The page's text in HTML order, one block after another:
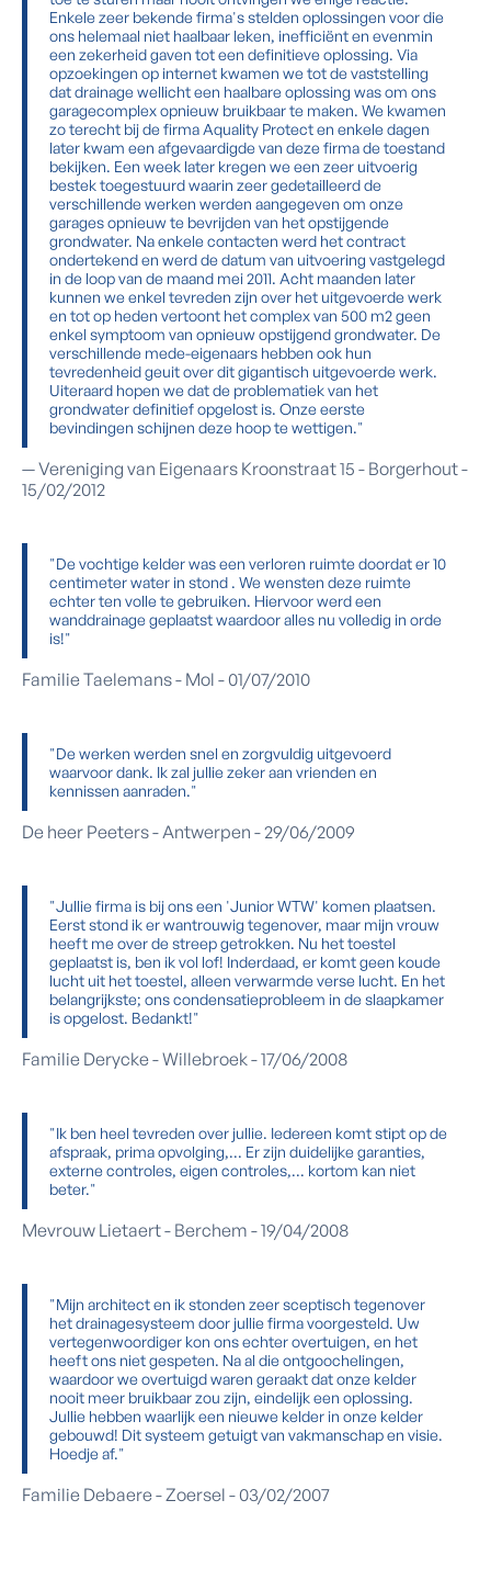
Enkele zeer bekende firma's stelden oplossingen voor die
ons helemaal niet haalbaar leken, inefficiënt en evenmin
een zekerheid gaven tot een definitieve oplossing. Via
opzoekingen op internet kwamen we tot de vaststelling
dat drainage wellicht een haalbare oplossing was om ons
garagecomplex opnieuw bruikbaar te maken. We kwamen
zo terecht bij de firma Aquality Protect en enkele dagen
later kwam een afgevaardigde van deze firma de toestand
bekijken. Een week later kregen we een zeer uitvoerig
bestek toegestuurd waarin zeer gedetailleerd de
verschillende werken werden aangegeven om onze
garages opnieuw te bevrijden van het opstijgende
grondwater. Na enkele contacten werd het contract
ondertekend en werd de datum van uitvoering vastgelegd
in de loop van de maand mei 2011. Acht maanden later
kunnen we enkel tevreden zijn over het uitgevoerde werk
en tot op heden vertoont het complex van 500 m2 geen
enkel symptoom van opnieuw opstijgend grondwater. De
verschillende mede-eigenaars hebben ook hun
tevredenheid geuit over dit gigantisch uitgevoerde werk.
Uiteraard hopen we dat de problematiek van het
grondwater definitief opgelost is. Onze eerste
bevindingen schijnen deze hoop te wettigen."
— Vereniging van Eigenaars Kroonstraat 15 - Borgerhout -
15/02/2012
"De vochtige kelder was een verloren ruimte doordat er 10
centimeter water in stond . We wensten deze ruimte
echter ten volle te gebruiken. Hiervoor werd een
wanddrainage geplaatst waardoor alles nu volledig in orde
is!"
Familie Taelemans - Mol - 01/07/2010
"De werken werden snel en zorgvuldig uitgevoerd
waarvoor dank. Ik zal jullie zeker aan vrienden en
kennissen aanraden."
De heer Peeters - Antwerpen - 29/06/2009
"Jullie firma is bij ons een 'Junior WTW' komen plaatsen.
Eerst stond ik er wantrouwig tegenover, maar mijn vrouw
heeft me over de streep getrokken. Nu het toestel
geplaatst is, ben ik vol lof! Inderdaad, er komt geen koude
lucht uit het toestel, alleen verwarmde verse lucht. En het
belangrijkste; ons condensatieprobleem in de slaapkamer
is opgelost. Bedankt!"
Familie Derycke - Willebroek - 17/06/2008
"Ik ben heel tevreden over jullie. Iedereen komt stipt op de
afspraak, prima opvolging,... Er zijn duidelijke garanties,
externe controles, eigen controles,... kortom kan niet
beter."
Mevrouw Lietaert - Berchem - 19/04/2008
"Mijn architect en ik stonden zeer sceptisch tegenover
het drainagesysteem door jullie firma voorgesteld. Uw
vertegenwoordiger kon ons echter overtuigen, en het
heeft ons niet gespeten. Na al die ontgoochelingen,
waardoor we overtuigd waren geraakt dat onze kelder
nooit meer bruikbaar zou zijn, eindelijk een oplossing.
Jullie hebben waarlijk een nieuwe kelder in onze kelder
gebouwd! Dit systeem getuigt van vakmanschap en visie.
Hoedje af."
Familie Debaere - Zoersel - 03/02/2007